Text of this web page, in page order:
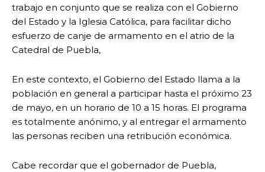
trabajo en conjunto que se realiza con el Gobierno
del Estado y la Iglesia Católica, para facilitar dicho
esfuerzo de canje de armamento en el atrio de la
Catedral de Puebla,
En este contexto, el Gobierno del Estado llama a la
población en general a participar hasta el próximo 23
de mayo, en un horario de 10 a 15 horas. El programa
es totalmente anónimo, y al entregar el armamento
las personas reciben una retribución económica.
Cabe recordar que el gobernador de Puebla,